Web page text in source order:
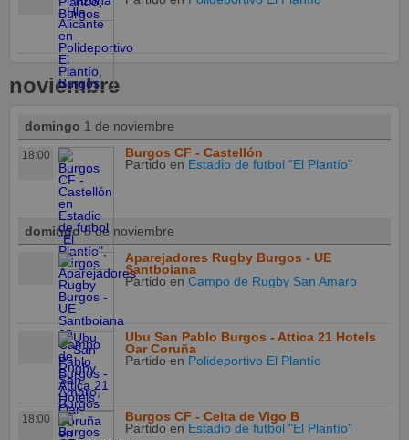
noviembre
domingo 1 de noviembre
18:00
Burgos CF - Castellón
Partido en Estadio de futbol "El Plantío"
domingo8 de noviembre
Aparejadores Rugby Burgos - UE
Santboiana
Partido en Campo de Rugby San Amaro
Ubu San Pablo Burgos - Attica 21 Hotels
Oar Coruña
Partido en Polideportivo El Plantío
18:00
Burgos CF - Celta de Vigo B
Partido en Estadio de futbol "El Plantío"